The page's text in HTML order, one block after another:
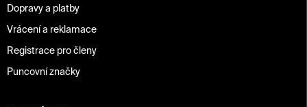
Dopravy a platby
Vrácení a reklamace
Registrace pro členy
Puncovní značky